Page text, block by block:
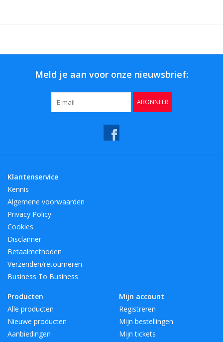
Meld je aan voor onze nieuwsbrief:
ABONNEER
Klantenservice
Kennis
Algemene voorwaarden
Privacy Policy
Cookies
Disclaimer
Betaalmethoden
Verzenden/retourneren
Business To Business
Producten
Alle producten
Nieuwe producten
Aanbiedingen
Mijn account
Registreren
Mijn bestellingen
Mijn tickets